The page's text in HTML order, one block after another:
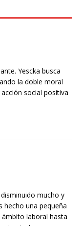
Yescka busca
la doble moral
social positiva
mucho y
hecho una pequeña
ámbito laboral hasta